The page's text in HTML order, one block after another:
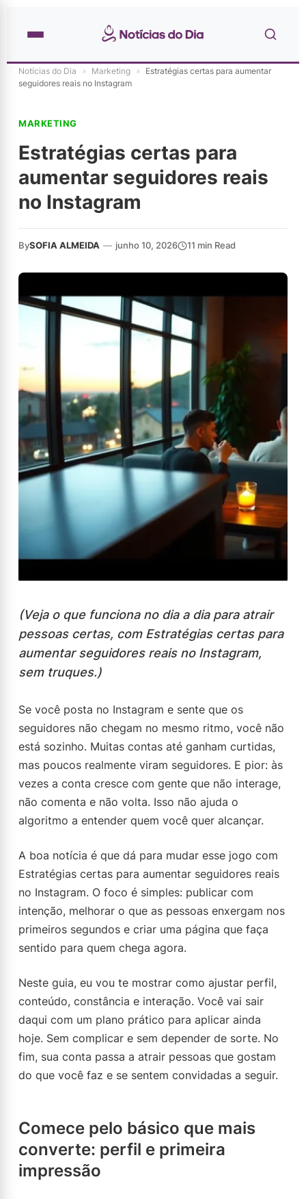
Notícias do Dia » Marketing » Estratégias certas para aumentar
seguidores reais no Instagram
MARKETING
Estratégias certas para
aumentar seguidores reais
no Instagram
BySOFIA ALMEIDA — junho 10, 2026 11 min Read
(Veja o que funciona no dia a dia para atrair
pessoas certas, com Estratégias certas para
aumentar seguidores reais no Instagram,
sem truques.)
Se você posta no Instagram e sente que os
seguidores não chegam no mesmo ritmo, você não
está sozinho. Muitas contas até ganham curtidas,
mas poucos realmente viram seguidores. E pior: às
vezes a conta cresce com gente que não interage,
não comenta e não volta. Isso não ajuda o
algoritmo a entender quem você quer alcançar.
A boa notícia é que dá para mudar esse jogo com
Estratégias certas para aumentar seguidores reais
no Instagram. O foco é simples: publicar com
intenção, melhorar o que as pessoas enxergam nos
primeiros segundos e criar uma página que faça
sentido para quem chega agora.
Neste guia, eu vou te mostrar como ajustar perfil,
conteúdo, constância e interação. Você vai sair
daqui com um plano prático para aplicar ainda
hoje. Sem complicar e sem depender de sorte. No
fim, sua conta passa a atrair pessoas que gostam
do que você faz e se sentem convidadas a seguir.
Comece pelo básico que mais
converte: perfil e primeira
impressão